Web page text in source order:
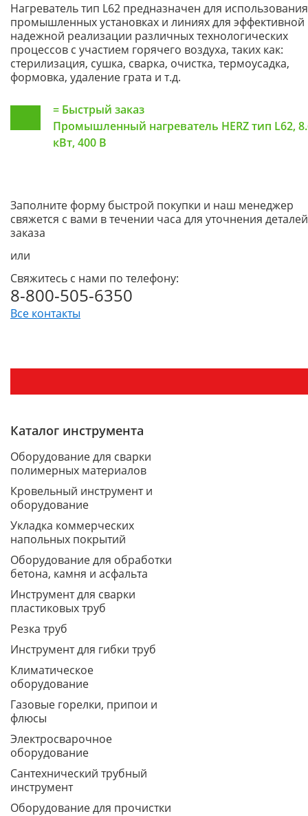
Нагреватель тип L62 предназначен для
промышленных установках и линиях для эффективной
надежной реализации различных технологических
процессов с участием горячего воздуха, таких как:
стерилизация, сушка, сварка, очистка, термоусадка,
формовка, удаление грата и т.д.
= Быстрый заказ
Промышленный нагреватель HERZ тип L62,
кВт, 400 В
Заполните форму быстрой покупки и наш менеджер
свяжется с вами в течении часа для уточнения деталей
заказа
или
Свяжитесь с нами по телефону:
8-800-505-6350
Все контакты
Каталог инструмента
Оборудование для сварки
полимерных материалов
Кровельный инструмент и
оборудование
Укладка коммерческих
напольных покрытий
Оборудование для обработки
бетона, камня и асфальта
Инструмент для сварки
пластиковых труб
Резка труб
Инструмент для гибки труб
Климатическое
оборудование
Газовые горелки, припои и
флюсы
Электросварочное
оборудование
Сантехнический трубный
инструмент
Оборудование для прочистки